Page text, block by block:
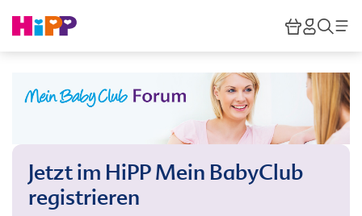
HiPP
Jetzt im HiPP Mein BabyClub
registrieren